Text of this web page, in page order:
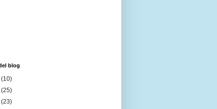
blog
(10)
(25)
(23)